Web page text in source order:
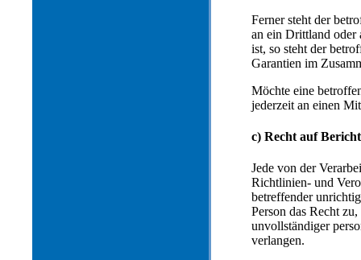
Ferner steht der
an ein Drittland oder
ist, so steht der
Garantien im
Möchte eine
jederzeit an einen
c) Recht auf
Jede von der
Richtlinien- und
betreffender
Person das Recht
unvollständiger
verlangen.